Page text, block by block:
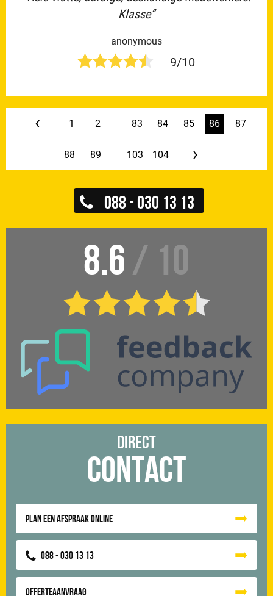
Klasse”
anonymous
9/10
‹ 1 2 83 84 85 86 87
88 89 103 104 ›
088 - 030 13 13
8.6 / 10
Direct
Contact
Plan een afspraak online
088 - 030 13 13
Offerteaanvraag